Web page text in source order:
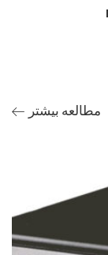
مطالعه بیشتر